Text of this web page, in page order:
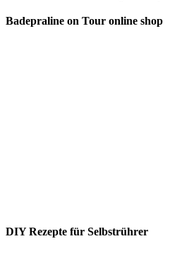
Badepraline on Tour online shop
DIY Rezepte für Selbstrührer